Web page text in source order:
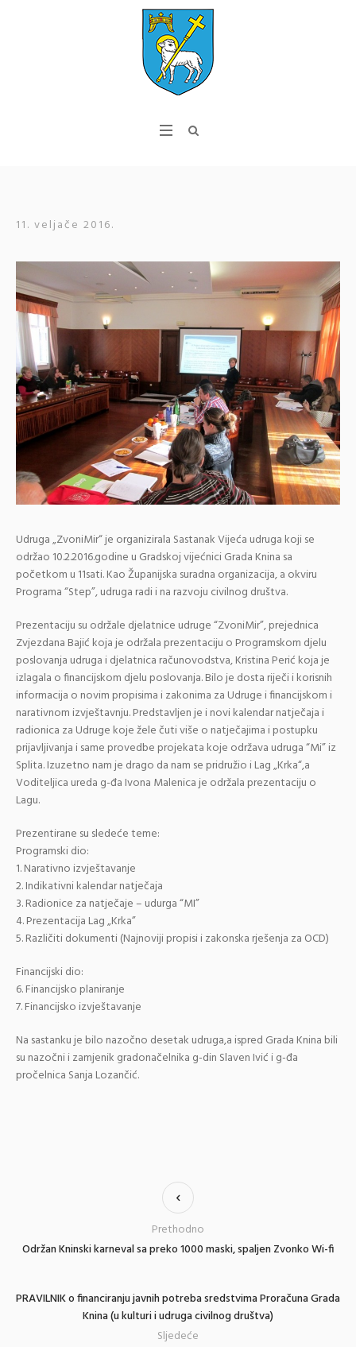
11. veljače 2016.
Udruga „ZvoniMir“ je organizirala Sastanak Vijeća udruga koji se
održao 10.2.2016.godine u Gradskoj vijećnici Grada Knina sa
početkom u 11sati. Kao Županijska suradna organizacija, a okviru
Programa “Step”, udruga radi i na razvoju civilnog društva.
Prezentaciju su održale djelatnice udruge “ZvoniMir”, prejednica
Zvjezdana Bajić koja je održala prezentaciju o Programskom djelu
poslovanja udruga i djelatnica računovodstva, Kristina Perić koja je
izlagala o financijskom djelu poslovanja. Bilo je dosta riječi i korisnih
informacija o novim propisima i zakonima za Udruge i financijskom i
narativnom izvještavnju. Predstavljen je i novi kalendar natječaja i
radionica za Udruge koje žele čuti više o natječajima i postupku
prijavljivanja i same provedbe projekata koje održava udruga “Mi” iz
Splita. Izuzetno nam je drago da nam se pridružio i Lag „Krka“,a
Voditeljica ureda g-đa Ivona Malenica je održala prezentaciju o
Lagu.
Prezentirane su sledeće teme:
Programski dio:
1. Narativno izvještavanje
2. Indikativni kalendar natječaja
3. Radionice za natječaje – udurga “MI”
4. Prezentacija Lag „Krka”
5. Različiti dokumenti (Najnoviji propisi i zakonska rješenja za OCD)
Financijski dio:
6. Financijsko planiranje
7. Financijsko izvještavanje
Na sastanku je bilo nazočno desetak udruga,a ispred Grada Knina bili
su nazočni i zamjenik gradonačelnika g-din Slaven Ivić i g-đa
pročelnica Sanja Lozančić.
Održan Kninski karneval sa preko 1000 maski, spaljen Zvonko Wi-fi
Prethodno
PRAVILNIK o financiranju javnih potreba sredstvima Proračuna Grada
Knina (u kulturi i udruga civilnog društva)
Sljedeće